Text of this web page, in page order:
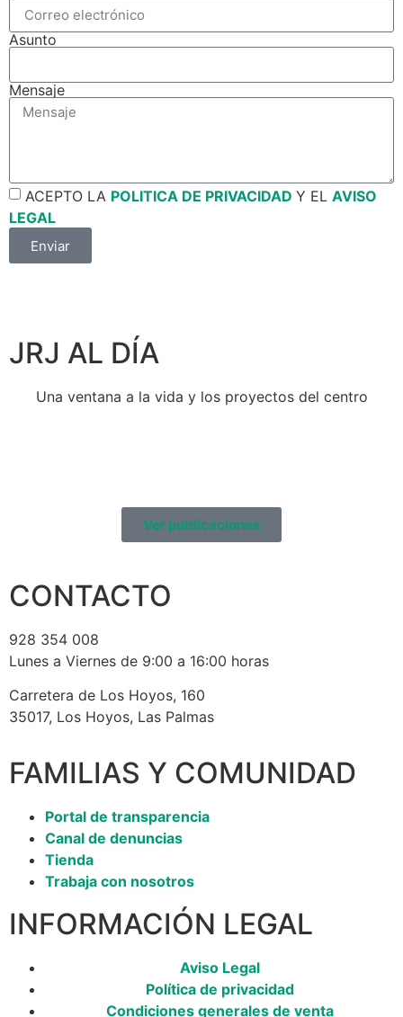
Asunto
Mensaje
ACEPTO LA POLITICA DE PRIVACIDAD Y EL AVISO
LEGAL
Enviar
JRJ AL DÍA
Una ventana a la vida y los proyectos del centro
Ver publicaciones
CONTACTO
928 354 008
Lunes a Viernes de 9:00 a 16:00 horas
Carretera de Los Hoyos, 160
35017, Los Hoyos, Las Palmas
FAMILIAS Y COMUNIDAD
Portal de transparencia
Canal de denuncias
Tienda
Trabaja con nosotros
INFORMACIÓN LEGAL
Aviso Legal
Política de privacidad
Condiciones generales de venta